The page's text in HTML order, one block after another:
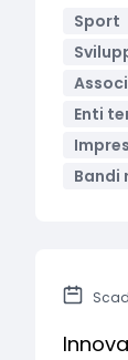
Sport
Enti
Bandi